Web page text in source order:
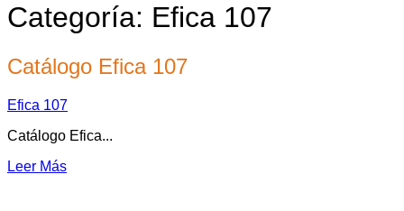
Categoría: Efica 107
Catálogo Efica 107
Efica 107
Catálogo Efica...
Leer Más